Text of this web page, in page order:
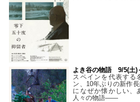
よき谷の物語 9/5(土)
スペインを代表する
ン、10年ぶりの新作
になぜか懐かしい、
人々の物語――